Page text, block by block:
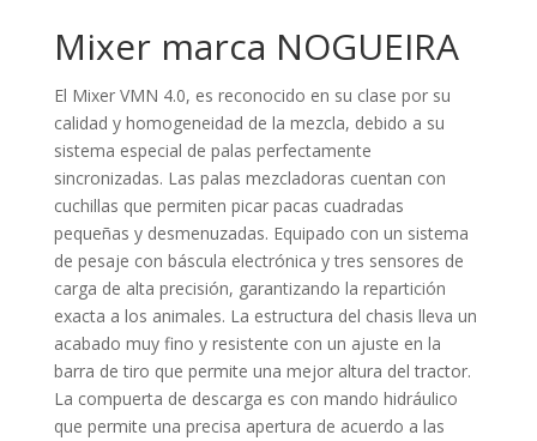
Mixer marca NOGUEIRA
El Mixer VMN 4.0, es reconocido en su clase por su
calidad y homogeneidad de la mezcla, debido a su
sistema especial de palas perfectamente
sincronizadas. Las palas mezcladoras cuentan con
cuchillas que permiten picar pacas cuadradas
pequeñas y desmenuzadas. Equipado con un sistema
de pesaje con báscula electrónica y tres sensores de
carga de alta precisión, garantizando la repartición
exacta a los animales. La estructura del chasis lleva un
acabado muy fino y resistente con un ajuste en la
barra de tiro que permite una mejor altura del tractor.
La compuerta de descarga es con mando hidráulico
que permite una precisa apertura de acuerdo a las